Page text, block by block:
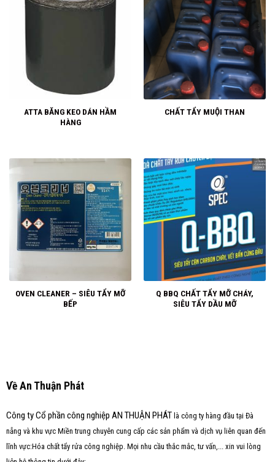
ATTA BĂNG KEO DÁN HẦM
HÀNG
CHẤT TẨY MUỘI THAN
OVEN CLEANER – SIÊU TẨY MỠ
BẾP
Q BBQ CHẤT TẨY MỠ CHÁY,
SIÊU TẨY DẦU MỠ
Về An Thuận Phát
Công ty Cổ phần công nghiệp AN THUẬN PHÁTlà công ty hàng đầu tại Đà
nẵng và khu vực Miền trung chuyên cung cấp các sản phẩm và dịch vụ liên quan đến
lĩnh vực:Hóa chất tẩy rửa công nghiệp. Mọi nhu cầu thắc mắc, tư vấn,... xin vui lòng